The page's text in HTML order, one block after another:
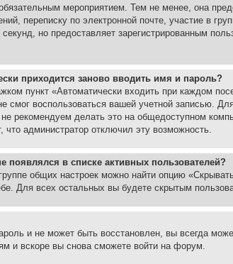
мероприятием. Тем не менее, она
переписку по электронной почте, участие в
секунд, но предоставляет зарегистрированным
приходится заново вводить имя и пароль?
пункт «Автоматически входить при каждом
смог воспользоваться вашей учетной записью.
рекомендуем делать это на общедоступном
что администратор отключил эту возможность.
появлялся в списке активных пользователей?
общих настроек можно найти опцию
Для всех остальных вы будете скрытым
и не может быть восстановлен, вы всегда
и вскоре вы снова сможете войти на форум.